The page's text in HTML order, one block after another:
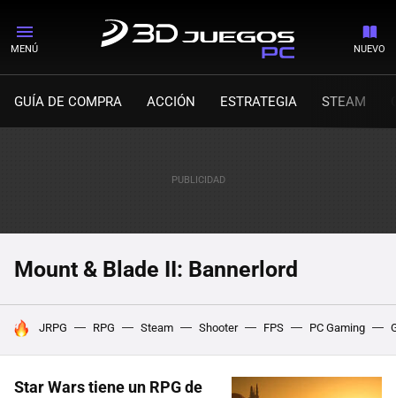
MENÚ NUEVO
GUÍA DE COMPRA ACCIÓN ESTRATEGIA STEAM
Mount & Blade II: Bannerlord
HOY SE HABLA DE
JRPG RPG Steam Shooter FPS PC Gaming
Star Wars tiene un RPG de